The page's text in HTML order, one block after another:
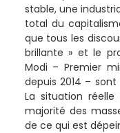
stable, une
total du
que tous les
brillante » et le
Modi – Premier
depuis 2014 –
La situation
majorité des
de ce qui est